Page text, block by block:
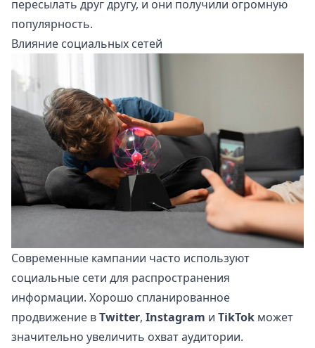
пересылать друг другу, и они получили огромную
популярность.
Влияние социальных сетей
Современные кампании часто используют
социальные сети для распространения
информации. Хорошо спланированное
продвижение вTwitter, Instagram и TikTok может
значительно увеличить охват аудитории.